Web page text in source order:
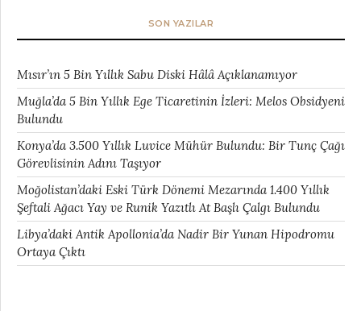
SON YAZILAR
Mısır’ın 5 Bin Yıllık Sabu Diski Hâlâ Açıklanamıyor
Muğla’da 5 Bin Yıllık Ege Ticaretinin İzleri: Melos Obsidyeni
Bulundu
Konya’da 3.500 Yıllık Luvice Mühür Bulundu: Bir Tunç Çağı
Görevlisinin Adını Taşıyor
Moğolistan’daki Eski Türk Dönemi Mezarında 1.400 Yıllık
Şeftali Ağacı Yay ve Runik Yazıtlı At Başlı Çalgı Bulundu
Libya’daki Antik Apollonia’da Nadir Bir Yunan Hipodromu
Ortaya Çıktı